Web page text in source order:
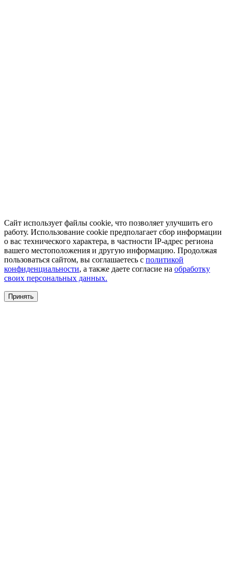
Сайт использует файлы cookie, что позволяет улучшить его
работу. Использование cookie предполагает сбор информации
о вас технического характера, в частности IP-адрес региона
вашего местоположения и другую информацию. Продолжая
пользоваться сайтом, вы соглашаетесь с политикой
конфиденциальности, а также даете согласие на обработку
своих персональных данных.
Принять